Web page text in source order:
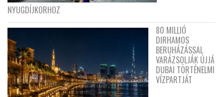
NYUGDÍJKORHOZ
80 MILLIÓ
DIRHAMOS
BERUHÁZÁSSAL
VARÁZSOLJÁK ÚJJÁ
DUBAI TÖRTÉNELMI
VÍZPARTJÁT